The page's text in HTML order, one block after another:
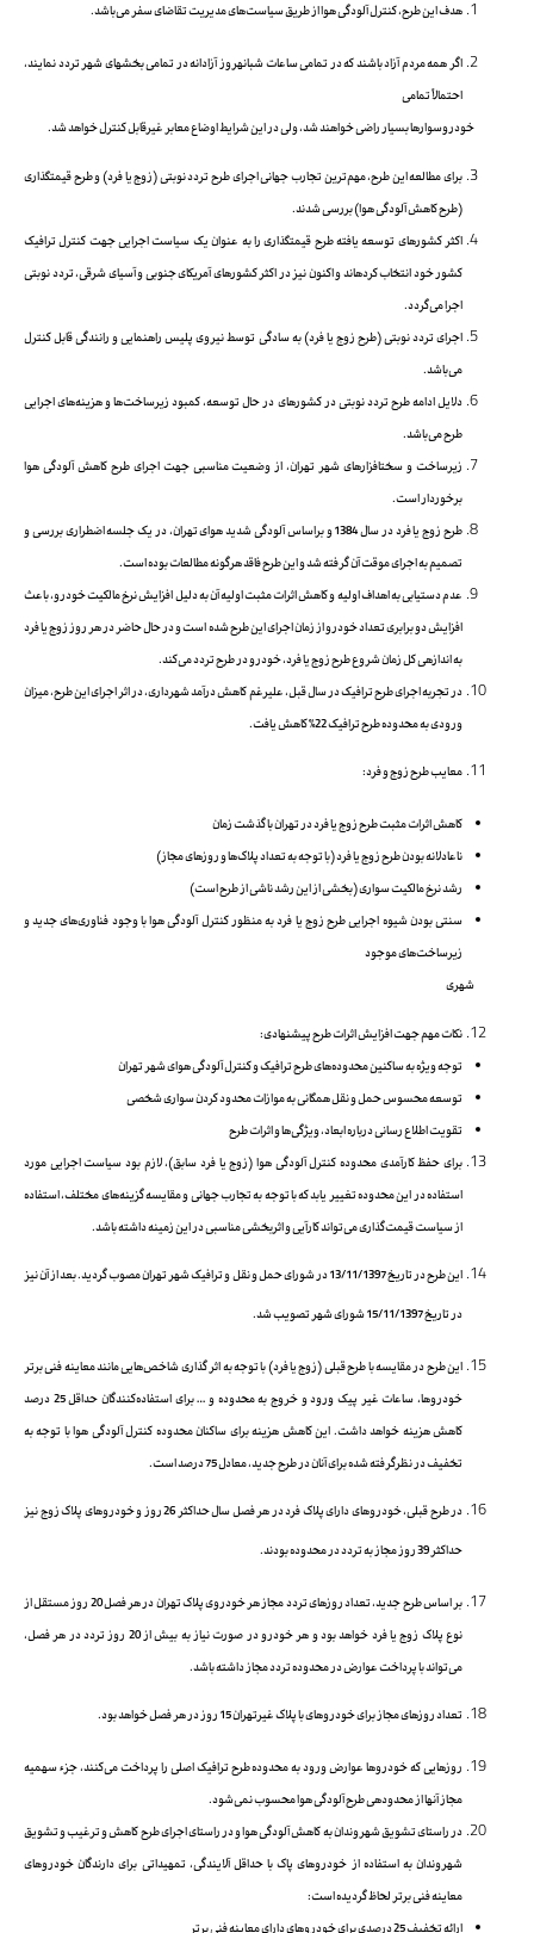
هدف این طرح، کنترل آلودگی هوا از طریق سیاست‌های مدیریت تقاضای سفر می‌باشد.
اگر همه مردم آزاد باشند که در تمامی ساعات شبانهروز آزادانه در تمامی بخشهای شهر تردد نمایند،
احتمالاً تمامی
خودروسوارها بسیار راضی خواهند شد، ولی در این شرایط اوضاع معابر غیرقابل کنترل خواهد شد.
برای مطالعه این طرح، مهم‌ترین تجارب جهانی اجرای طرح تردد نوبتی (زوج یا فرد) و طرح قیمتگذاری
(طرح کاهش آلودگی هوا) بررسی شدند.
اکثر کشورهای توسعه یافته طرح قیمتگذاری را به عنوان یک سیاست اجرایی جهت کنترل ترافیک
کشور خود انتخاب کردهاند و اکنون نیز در اکثر کشورهای آمریکای جنوبی و آسیای شرقی، تردد نوبتی
اجرا می‌گردد.
اجرای تردد نوبتی (طرح زوج یا فرد) به سادگی توسط نیروی پلیس راهنمایی و رانندگی قابل کنترل
می‌باشد.
دلایل ادامه طرح تردد نوبتی در کشورهای در حال توسعه، کمبود زیرساخت‌ها و هزینه‌های اجرایی
طرح می‌باشد.
زیرساخت و سختافزارهای شهر تهران، از وضعیت مناسبی جهت اجرای طرح کاهش آلودگی هوا
برخوردار است.
طرح زوج یا فرد در سال 1384 و براساس آلودگی شدید هوای تهران، در یک جلسه اضطراری بررسی و
تصمیم به اجرای موقت آن گرفته شد و این طرح فاقد هرگونه مطالعات بوده است.
عدم دستیابی به اهداف اولیه و کاهش اثرات مثبت اولیه آن به دلیل افزایش نرخ مالکیت خودرو، باعث
افزایش دو برابری تعداد خودرو از زمان اجرای این طرح شده است و در حال حاضر در هر روز زوج یا فرد
به اندازهی کل زمان شروع طرح زوج یا فرد، خودرو در طرح تردد می‌کند.
در تجربه اجرای طرح ترافیک در سال قبل، علیرغم کاهش درآمد شهرداری، در اثر اجرای این طرح، میزان
ورودی به محدوده طرح ترافیک 22% کاهش یافت.
معایب طرح زوج و فرد:
کاهش اثرات مثبت طرح زوج یا فرد در تهران با گذشت زمان
ناعادلانه بودن طرح زوج یا فرد (با توجه به تعداد پلاک‌ها و روزهای مجاز)
رشد نرخ مالکیت سواری (بخشی از این رشد ناشی از طرح است)
سنتی بودن شیوه اجرایی طرح زوج یا فرد به منظور کنترل آلودگی هوا با وجود فناوری‌های جدید و
زیرساخت‌های موجود
شهری
نکات مهم جهت افزایش اثرات طرح پیشنهادی:
توجه ویژه به ساکنین محدوده‌های طرح ترافیک و کنترل آلودگی هوای شهر تهران
توسعه محسوس حمل و نقل همگانی به موازات محدود کردن سواری شخصی
تقویت اطلاع رسانی درباره ابعاد، ویژگی‌ها و اثرات طرح
برای حفظ کارآمدی محدوده کنترل آلودگی هوا (زوج یا فرد سابق)، لازم بود سیاست اجرایی مورد
استفاده در این محدوده تغییر یابد که با توجه به تجارب جهانی و مقایسه گزینه‌های مختلف، استفاده
از سیاست قیمت‌گذاری می‌تواند کارآیی و اثربخشی مناسبی در این زمینه داشته باشد.
این طرح در تاریخ 13/11/1397 در شورای حمل و نقل و ترافیک شهر تهران مصوب گردید. بعد از آن نیز
در تاریخ 15/11/1397 شورای شهر تصویب شد.
این طرح در مقایسه با طرح قبلی (زوج یا فرد) با توجه به اثر گذاری شاخص‌هایی مانند معاینه فنی برتر
خودروها، ساعات غیر پیک ورود و خروج به محدوده و … برای استفاده‌کنندگان حداقل 25 درصد
کاهش هزینه خواهد داشت. این کاهش هزینه برای ساکنان محدوده کنترل آلودگی هوا با توجه به
تخفیف در نظرگرفته شده برای آنان در طرح جدید، معادل 75 درصد است.
در طرح قبلی، خودروهای دارای پلاک فرد در هر فصل سال حداکثر 26 روز و خودروهای پلاک زوج نیز
حداکثر 39 روز مجاز به تردد در محدوده بودند.
بر اساس طرح جدید، تعداد روزهای تردد مجاز هر خودروی پلاک تهران در هر فصل 20 روز مستقل از
نوع پلاک زوج یا فرد خواهد بود و هر خودرو در صورت نیاز به بیش از 20 روز تردد در هر فصل،
می‌تواند با پرداخت عوارض در محدوده تردد مجاز داشته باشد.
تعداد روزهای مجاز برای خودروهای با پلاک غیرتهران 15 روز در هر فصل خواهد بود.
روزهایی که خودروها عوارض ورود به محدوده طرح ترافیک اصلی را پرداخت می‌کنند، جزء سهمیه
مجاز آنها از محدودهی طرح آلودگی هوا محسوب نمی‌شود.
در راستای تشویق شهروندان به کاهش آلودگی هوا و در راستای اجرای طرح کاهش و ترغیب و تشویق
شهروندان به استفاده از خودروهای پاک با حداقل آلایندگی، تمهیداتی برای دارندگان خودروهای
معاینه فنی برتر لحاظ گردیده است:
ارائه تخفیف 25 درصدی برای خودروهای دارای معاینه فنی برتر